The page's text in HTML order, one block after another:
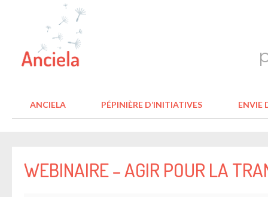
ANCIELA PÉPINIÈRE D’INITIATIVES ENVIE
WEBINAIRE – AGIR POUR LA